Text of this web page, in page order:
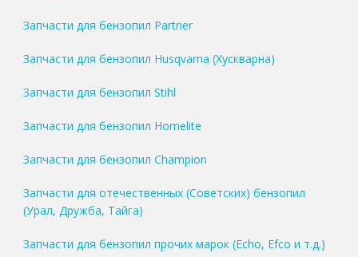
Запчасти для бензопил Partner
Запчасти для бензопил Husqvarna (Хускварна)
Запчасти для бензопил Stihl
Запчасти для бензопил Homelite
Запчасти для бензопил Champion
Запчасти для отечественных (Советских) бензопил
(Урал, Дружба, Тайга)
Запчасти для бензопил прочих марок (Echo, Efco и т.д.)